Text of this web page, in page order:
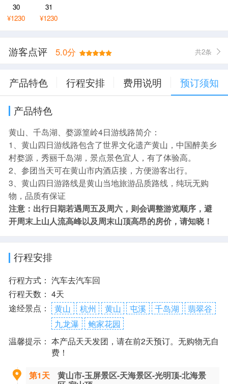
30
¥1230
31
¥1230
游客点评 5.0分 共2条
产品特色 行程安排 费用说明 预订须知
产品特色
黄山、千岛湖、婺源篁岭4日游线路简介：
1、黄山四日游线路包含了世界文化遗产黄山，中国醉美乡
村婺源，秀丽千岛湖，景点景色宜人，有了体验高。
2、参团当天可在黄山市内酒店接，方便游客出行。
3、黄山四日游路线是黄山当地旅游品质路线，纯玩无购
物，品质有保证
注意：出行日期若遇周五及周六，则会调整游览顺序，避
开周末上山人流高峰以及周末山顶高昂的房价，请知晓！
行程安排
行程方式： 汽车去汽车回
行程天数： 4天
途经景点：
黄山 杭州 黄山 屯溪 千岛湖
翡翠谷
九龙瀑
鲍家花园
温馨提示： 本产品天天发团，请在前2天预订。无购物无自
费！
第1天
黄山市-玉屏景区-天海景区-光明顶-北海景